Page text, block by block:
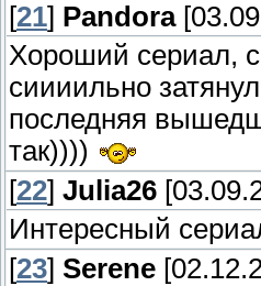
[21] Pandora
Хороший сериал,
сиииильно
последняя
так))))
[22] Julia26
Интересный
[23] Serene